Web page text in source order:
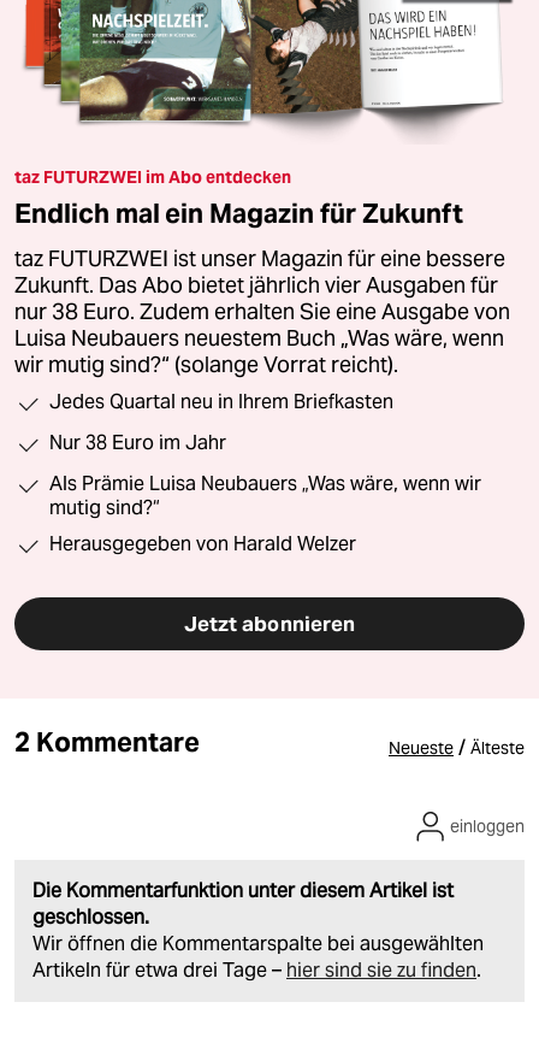
taz FUTURZWEI im Abo entdecken
Endlich mal ein Magazin für Zukunft
taz FUTURZWEI ist unser Magazin für eine bessere
Zukunft. Das Abo bietet jährlich vier Ausgaben für
nur 38 Euro. Zudem erhalten Sie eine Ausgabe von
Luisa Neubauers neuestem Buch „Was wäre, wenn
wir mutig sind?“ (solange Vorrat reicht).
Jedes Quartal neu in Ihrem Briefkasten
Nur 38 Euro im Jahr
Als Prämie Luisa Neubauers „Was wäre, wenn wir
mutig sind?“
Herausgegeben von Harald Welzer
Jetzt abonnieren
2 Kommentare Neueste / Älteste
Die Kommentarfunktion unter diesem Artikel ist
geschlossen.
Wir öffnen die Kommentarspalte bei ausgewählten
Artikeln für etwa drei Tage – hier sind sie zu finden.
einloggen